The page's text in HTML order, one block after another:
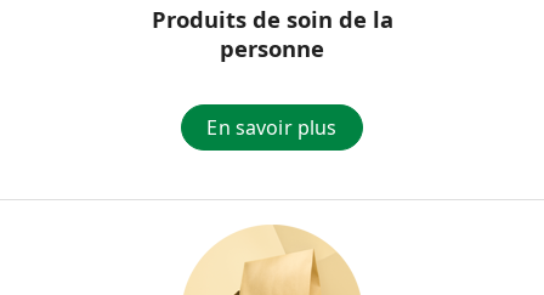
Produits de soin de la
personne
En savoir plus